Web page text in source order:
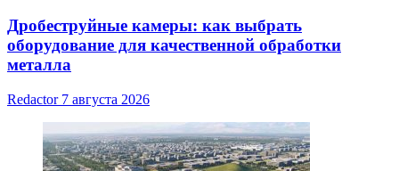
Дробеструйные камеры: как выбрать
оборудование для качественной обработки
металла
Redactor 7 августа 2026